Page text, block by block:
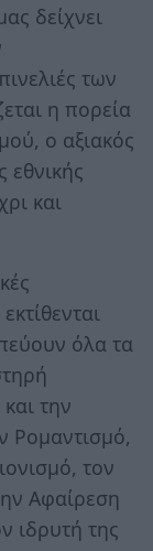
δείχνει
των
η πορεία
ο αξιακός
εθνικής
και
όλα τα
την
Ρομαντισμό,
τον
Αφαίρεση
ιδρυτή της